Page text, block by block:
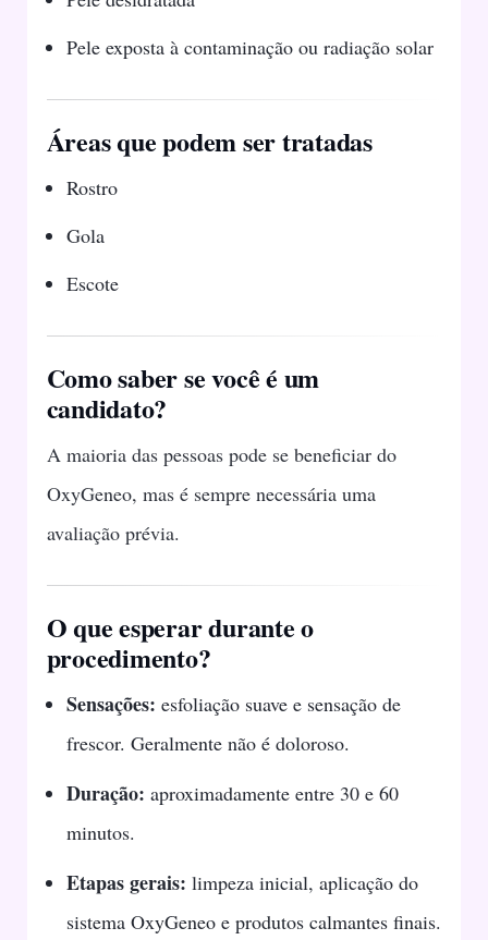
Pele exposta à contaminação ou radiação solar
Áreas que podem ser tratadas
Rostro
Gola
Escote
Como saber se você é um
candidato?
A maioria das pessoas pode se beneficiar do
OxyGeneo, mas é sempre necessária uma
avaliação prévia.
O que esperar durante o
procedimento?
Sensações: esfoliação suave e sensação de
frescor. Geralmente não é doloroso.
Duração: aproximadamente entre 30 e 60
minutos.
Etapas gerais: limpeza inicial, aplicação do
sistema OxyGeneo e produtos calmantes finais.